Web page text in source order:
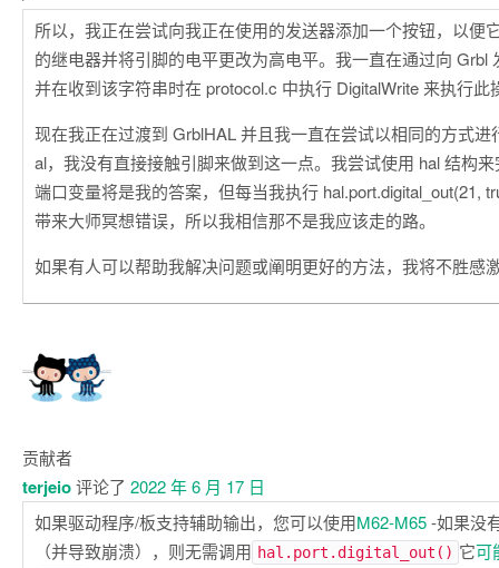
所以，我正在尝试向我正在使用的发送器添加一个按钮，以便
的继电器并将引脚的电平更改为高电平。我一直在通过向 Grbl
并在收到该字符串时在 protocol.c 中执行 DigitalWrite 来执行此
现在我正在过渡到 GrblHAL 并且我一直在尝试以相同的方式进
al，我没有直接接触引脚来做到这一点。我尝试使用 hal 结构
端口变量将是我的答案，但每当我执行 hal.port.digital_out(21,
带来大师冥想错误，所以我相信那不是我应该走的路。
如果有人可以帮助我解决问题或阐明更好的方法，我将不胜感
贡献者
terjeio评论了 2022 年 6 月 17 日
如果驱动程序/板支持辅助输出，您可以使用M62-M65-如果没
（并导致崩溃），则无需调用 hal.port.digital_out() 它可